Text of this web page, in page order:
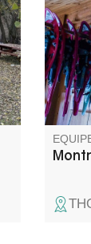
pour
Train